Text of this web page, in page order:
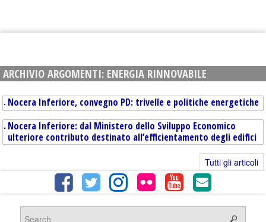
ARCHIVIO ARGOMENTI: ENERGIA RINNOVABILE
Nocera Inferiore, convegno PD: trivelle e politiche energetiche
Nocera Inferiore: dal Ministero dello Sviluppo Economico
ulteriore contributo destinato all’efficientamento degli edifici
Tutti gli articoli